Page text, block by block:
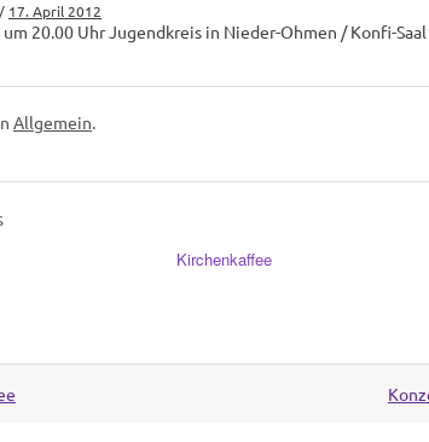
/ 17. April 2012
20.00 Uhr Jugendkreis in Nieder-Ohmen / Konfi-Saal
Allgemein.
Kirchenkaffee